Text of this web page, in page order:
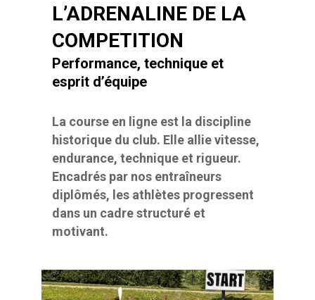
L’ADRENALINE DE LA
COMPETITION
Performance, technique et
esprit d’équipe
La course en ligne est la discipline
historique du club. Elle allie vitesse,
endurance, technique et rigueur.
Encadrés par nos entraîneurs
diplômés, les athlètes progressent
dans un cadre structuré et
motivant.